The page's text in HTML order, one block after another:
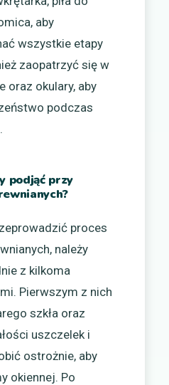
aby
wszystkie etapy
zaopatrzyć się w
oraz okulary, aby
podczas
podjąć przy
proces
należy
z kilkoma
Pierwszym z nich
szkła oraz
uszczelek i
ostrożnie, aby
okiennej. Po